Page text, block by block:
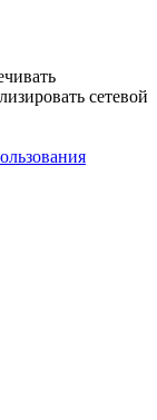
сетевой